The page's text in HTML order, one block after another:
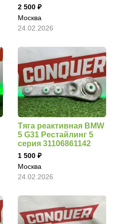
2 500
Москва
24.02.2026
Тяга реактивная BMW
5 G31 Рестайлинг 5
серия 31106861142
1 500
Москва
24.02.2026